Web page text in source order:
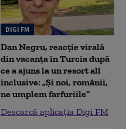
DIGI FM
Dan Negru, reacție virală
din vacanța în Turcia după
ce a ajuns la un resort all
inclusive: „Și noi, românii,
ne umplem farfuriile”
Descarcă aplicația Digi FM